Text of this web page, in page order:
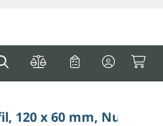
120 x 60 mm, Nut 6